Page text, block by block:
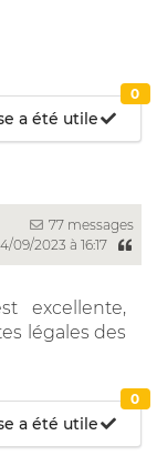
a été utile
0
77 messages
09/2023 à 16:17
excellente,
légales des
a été utile
0